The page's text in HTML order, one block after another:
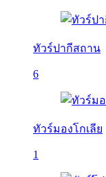
ทัวร์ปากีสถาน
6
ทัวร์มองโกเลีย
1